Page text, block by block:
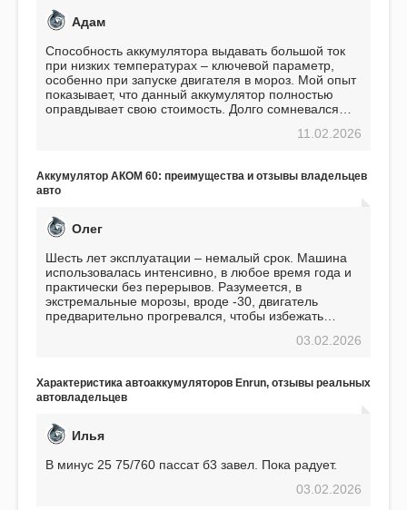
Адам
Способность аккумулятора выдавать большой ток
при низких температурах – ключевой параметр,
особенно при запуске двигателя в мороз. Мой опыт
показывает, что данный аккумулятор полностью
оправдывает свою стоимость. Долго сомневался
пожалел. Считаю, что это отличное вложение,11.02.2026
Аккумулятор АКОМ 60: преимущества и отзывы владельцев
авто
Олег
Шесть лет эксплуатации – немалый срок. Машина
использовалась интенсивно, в любое время года и
практически без перерывов. Разумеется, в
экстремальные морозы, вроде -30, двигатель
предварительно прогревался, чтобы избежать
использования не было ни единой поломки,
EFB 75. Судя по характеристикам, он даже
превосходит предыдущую модель.
03.02.2026
Характеристика автоаккумуляторов Enrun, отзывы реальных
автовладельцев
Илья
В минус 25 75/760 пассат б3 завел. Пока радует.
03.02.2026